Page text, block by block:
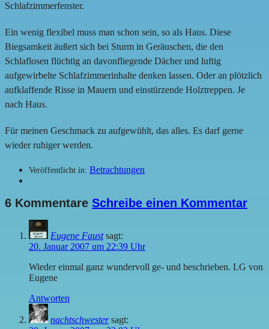
Schlafzimmerfenster.
Ein wenig flexibel muss man schon sein, so als Haus. Diese
Biegsamkeit äußert sich bei Sturm in Geräuschen, die den
Schlaflosen flüchtig an davonfliegende Dächer und luftig
aufgewirbelte Schlafzimmerinhalte denken lassen. Oder an plötzlich
aufklaffende Risse in Mauern und einstürzende Holztreppen. Je
nach Haus.
Für meinen Geschmack zu aufgewühlt, das alles. Es darf gerne
wieder ruhiger werden.
Veröffentlicht in: Betrachtungen
6 Kommentare Schreibe einen Kommentar
Eugene Faust sagt:
20. Januar 2007 um 22:39 Uhr
Wieder einmal ganz wundervoll ge- und beschrieben. LG von
Eugene
Antworten
nachtschwester sagt: